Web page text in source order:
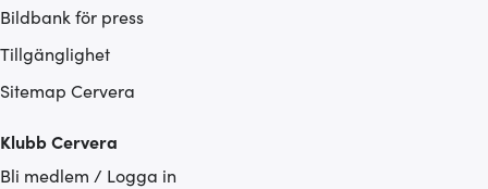
Bildbank för press
Tillgänglighet
Sitemap Cervera
Klubb Cervera
Bli medlem / Logga in